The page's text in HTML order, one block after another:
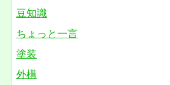
豆知識
ちょっと一言
塗装
外構